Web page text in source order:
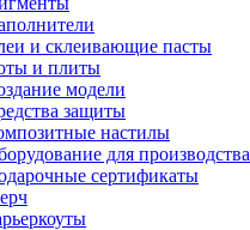
и склеивающие пасты
и плиты
модели
защиты
настилы
для производства
сертификаты